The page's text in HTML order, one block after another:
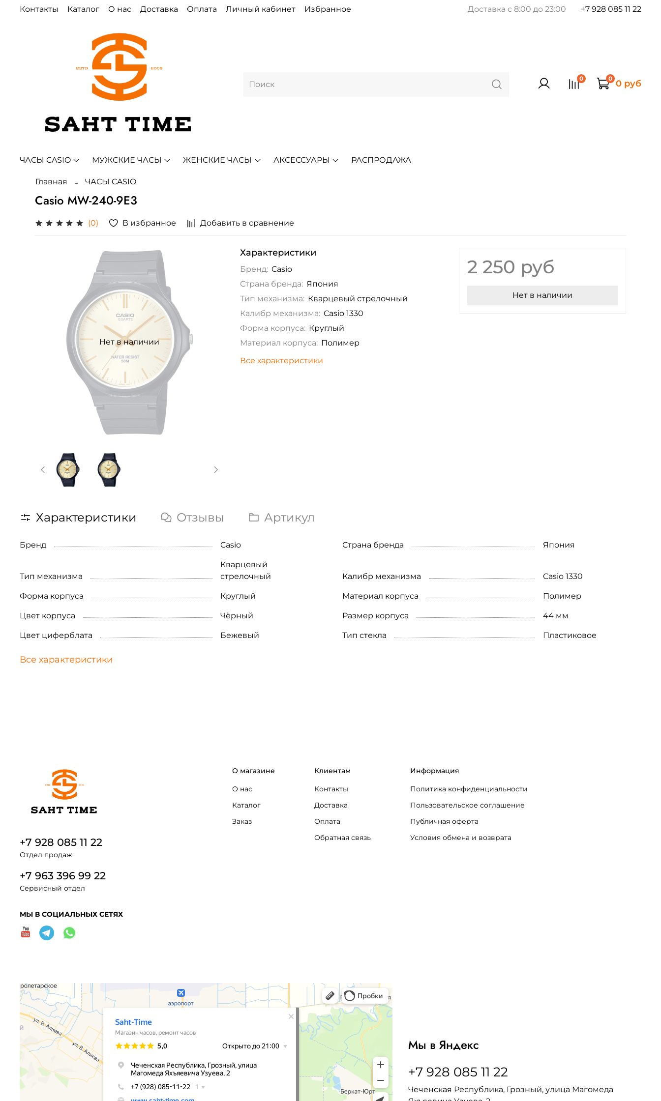
Контакты Каталог О нас Доставка Оплата Личный кабинет Избранное Доставка с 8:00 до 23:00 +7 928 085 11 22
0 0 0 руб
ЧАСЫ CASIO МУЖСКИЕ ЧАСЫ ЖЕНСКИЕ ЧАСЫ АКСЕССУАРЫ РАСПРОДАЖА
Главная ЧАСЫ CASIO
Casio MW-240-9E3
(0) В избранное Добавить в сравнение
Нет в наличии
Характеристики
Бренд: Casio
Страна бренда: Япония
Тип механизма: Кварцевый стрелочный
Калибр механизма: Casio 1330
Форма корпуса: Круглый
Материал корпуса: Полимер
Все характеристики
2 250 руб
Нет в наличии
Характеристики Отзывы Артикул
Бренд Casio Страна бренда Япония
Тип механизма
Кварцевый
стрелочный
Калибр механизма Casio 1330
Форма корпуса Круглый Материал корпуса Полимер
Цвет корпуса Чёрный Размер корпуса 44 мм
Цвет циферблата Бежевый Тип стекла Пластиковое
Все характеристики
О магазине
О нас
Каталог
Заказ
Клиентам
Контакты
Доставка
Оплата
Обратная связь
Информация
Политика конфиденциальности
Пользовательское соглашение
Публичная оферта
Условия обмена и возврата
+7 928 085 11 22
Отдел продаж
+7 963 396 99 22
Сервисный отдел
МЫ В СОЦИАЛЬНЫХ СЕТЯХ
Мы в Яндекс
+7 928 085 11 22
Чеченская Республика, Грозный, улица Магомеда